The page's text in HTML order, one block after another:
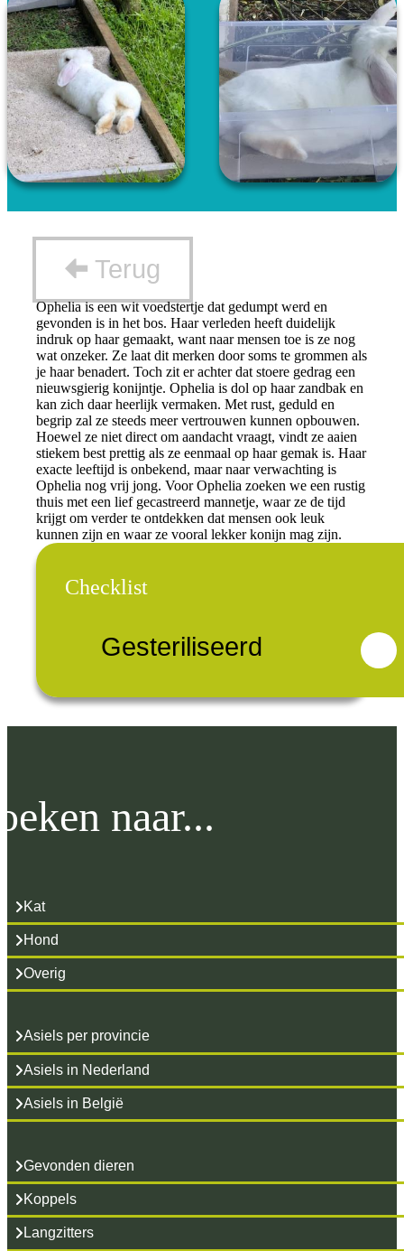
Terug
Ophelia is een wit voedstertje dat gedumpt werd en
gevonden is in het bos. Haar verleden heeft duidelijk
indruk op haar gemaakt, want naar mensen toe is ze nog
wat onzeker. Ze laat dit merken door soms te grommen als
je haar benadert. Toch zit er achter dat stoere gedrag een
nieuwsgierig konijntje. Ophelia is dol op haar zandbak en
kan zich daar heerlijk vermaken. Met rust, geduld en
begrip zal ze steeds meer vertrouwen kunnen opbouwen.
Hoewel ze niet direct om aandacht vraagt, vindt ze aaien
stiekem best prettig als ze eenmaal op haar gemak is. Haar
exacte leeftijd is onbekend, maar naar verwachting is
Ophelia nog vrij jong. Voor Ophelia zoeken we een rustig
thuis met een lief gecastreerd mannetje, waar ze de tijd
krijgt om verder te ontdekken dat mensen ook leuk
kunnen zijn en waar ze vooral lekker konijn mag zijn.
Checklist
Gesteriliseerd
naar...
Kat
Hond
Overig
Asiels per provincie
Asiels in Nederland
Asiels in België
Gevonden dieren
Koppels
Langzitters